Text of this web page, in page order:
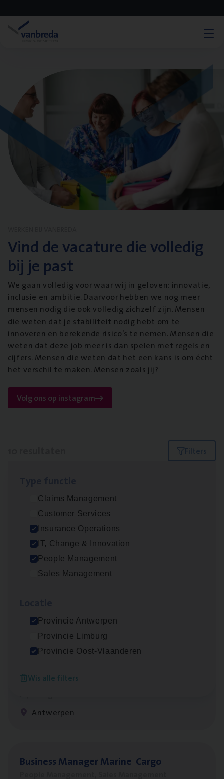
Vind de vacature die volledig
bij je past
We gaan volledig voor waar wij in geloven: innovatie,
inclusie en ambitie. Daarvoor hebben we nog meer
mensen nodig die ook volledig zichzelf zijn. Mensen
die weten dat je stabiliteit nodig hebt om te
innoveren en berekende risico’s te nemen. Mensen die
weten dat deze job meer is dan spelen met regels en
cijfers. Mensen die weten dat het een kans is om écht
het verschil te maken. Mensen zoals jij?
Volg ons op instagram
Filters
Claims Management
Customer Services
Insurance Operations
IT, Change & Innovation
People Management
Sales Management
Provincie Antwerpen
Provincie Limburg
Provincie Oost-Vlaanderen
Wis alle filters
Dos­sier­be­heer­der ver­ze­ke­rin­gen — Soci­al
Pro­fit en Public
Insurance Operations
Antwerpen
Insurance Operations
Beveren
Test Ana­lyst
Antwerpen
Busi­ness Mana­ger Mari­ne Cargo